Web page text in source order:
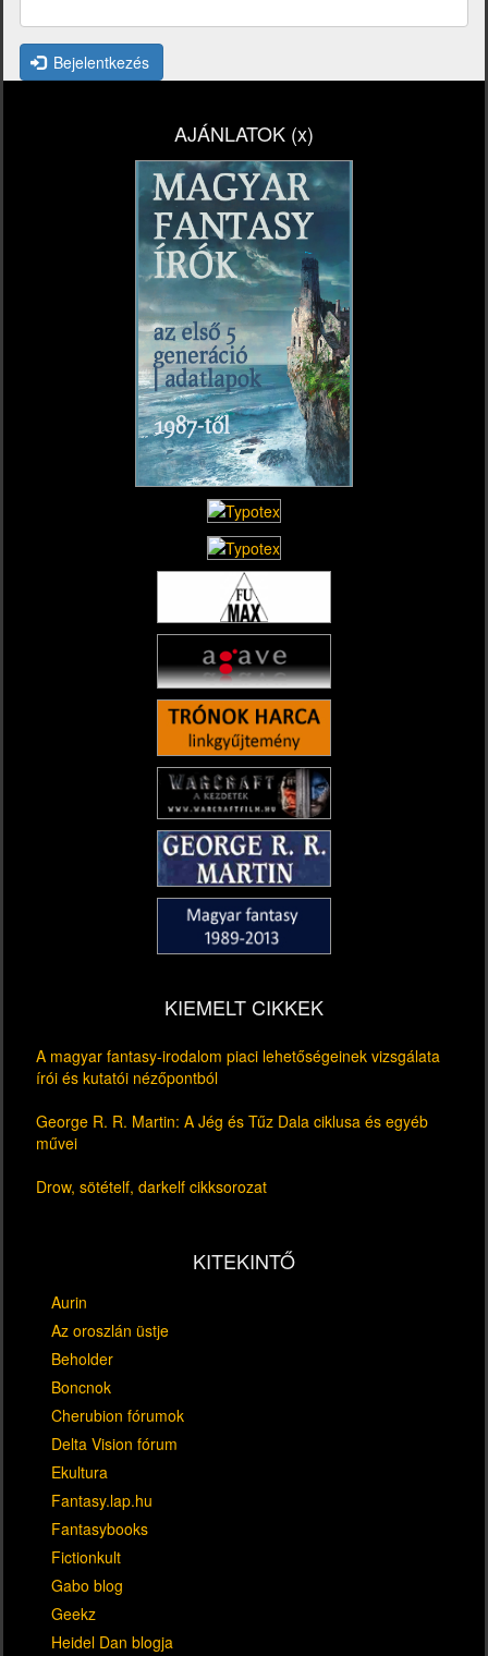
Bejelentkezés
AJÁNLATOK (x)
KIEMELT CIKKEK
A magyar fantasy-irodalom piaci lehetőségeinek vizsgálata
írói és kutatói nézőpontból
George R. R. Martin: A Jég és Tűz Dala ciklusa és egyéb
művei
Drow, sötételf, darkelf cikksorozat
KITEKINTŐ
Aurin
Az oroszlán üstje
Beholder
Boncnok
Cherubion fórumok
Delta Vision fórum
Ekultura
Fantasy.lap.hu
Fantasybooks
Fictionkult
Gabo blog
Geekz
Heidel Dan blogja